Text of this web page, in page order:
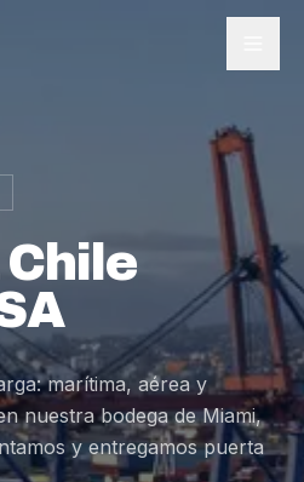
marítima, aérea y
nuestra bodega de Miami,
y entregamos puerta